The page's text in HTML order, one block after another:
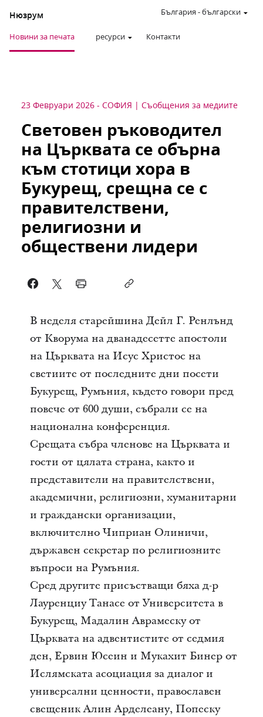
Нюзрум
Новини за печата ресурси Контакти
България -български
23 Февруари 2026 - СОФИЯ Съобщения за медиите
Световен ръководител
на Църквата се обърна
към стотици хора в
Букурещ, срещна се с
правителствени,
религиозни и
обществени лидери
В неделя старейшина Дейл Г. Ренлънд
от Кворума на дванадесетте апостоли
на Църквата на Исус Христос на
светиите от последните дни посети
Букурещ, Румъния, където говори пред
повече от 600 души, събрали се на
национална конференция.
Срещата събра членове на Църквата и
гости от цялата страна, както и
представители на правителствени,
академични, религиозни, хуманитарни
и граждански организации,
включително Чиприан Олиничи,
държавен секретар по религиозните
въпроси на Румъния.
Сред другите присъстващи бяха д-р
Лауренциу Танасе от Университета в
Букурещ, Мадалин Аврамеску от
Църквата на адвентистите от седмия
ден, Ервин Юсеин и Мукахит Бинер от
Ислямската асоциация за диалог и
универсални ценности, православен
свещеник Алин Арделеану, Попеску